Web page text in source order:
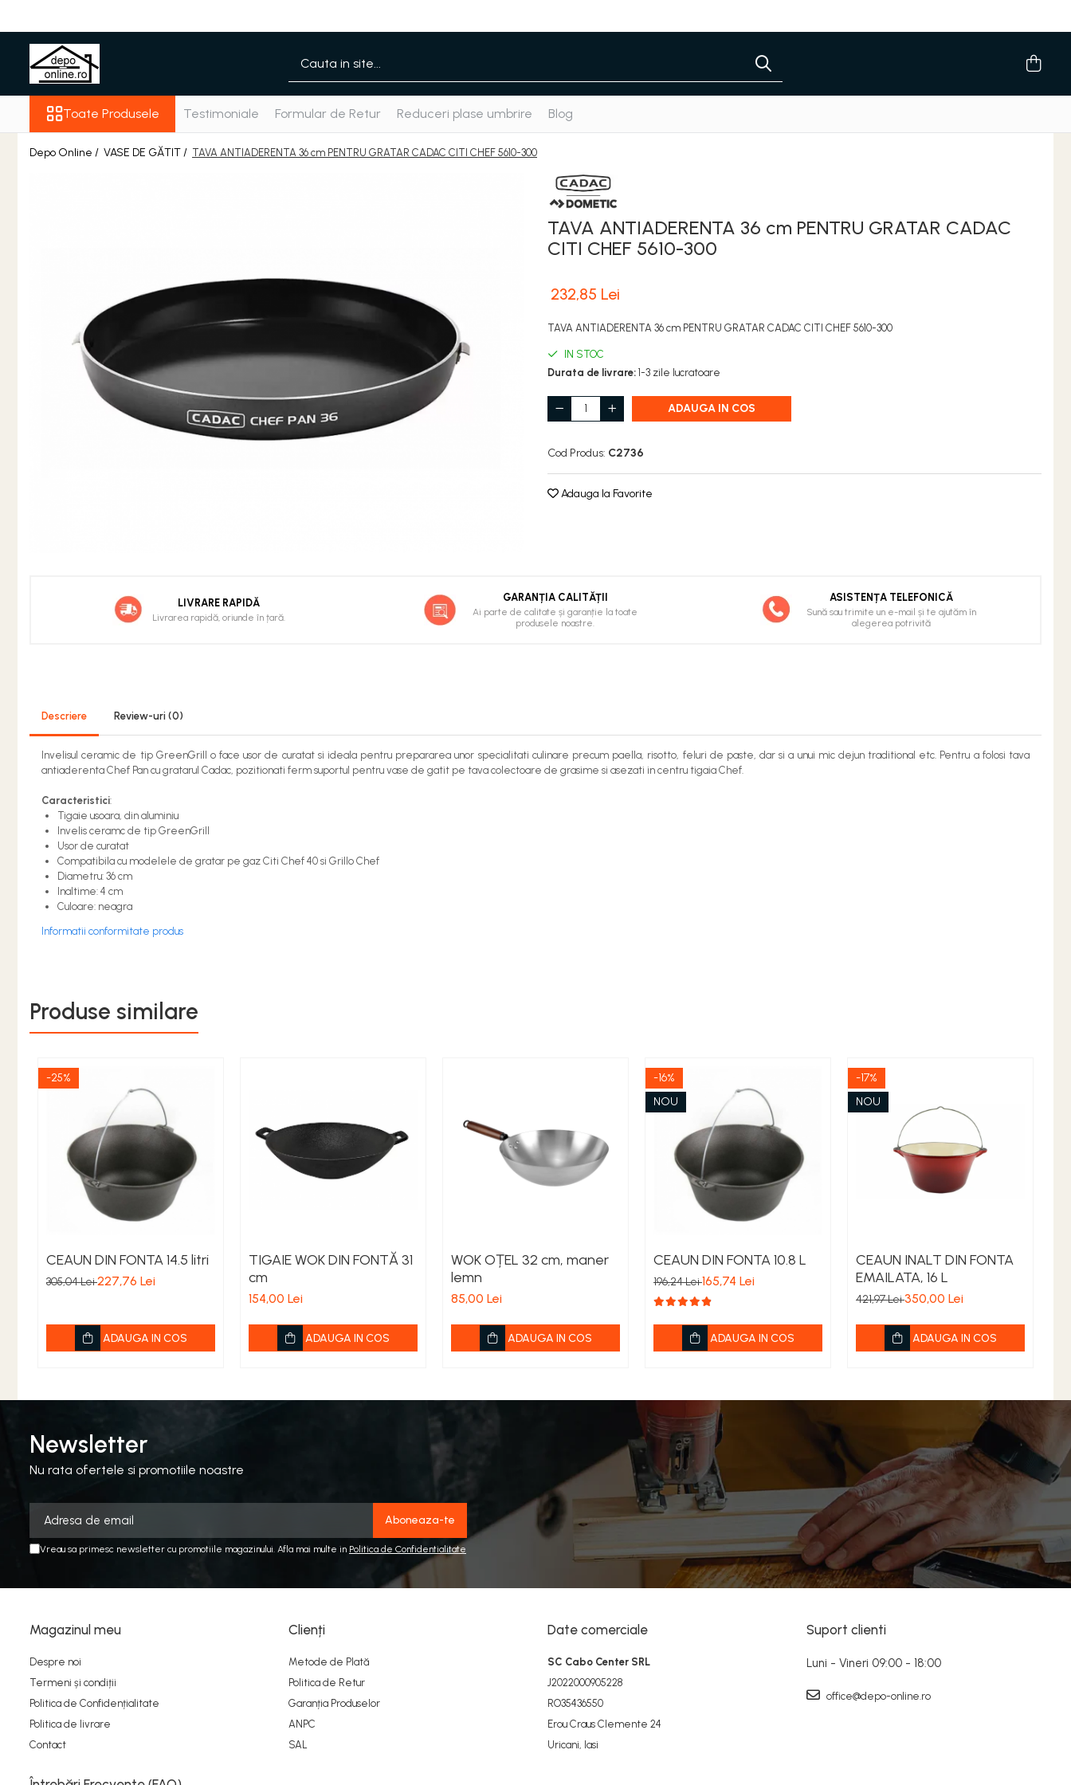
Toate Produsele
PRODUS ÎN ROMÂNIA
Plite din fontă România
Grătare barbeque din fontă
România
Accesorii pentru grătare
Cuptoare de pizza
Grătare din fontă
Grătare din inox
Grătare electrice
Vase pentru gătit din fontă
CUPTOR
CĂRĂMIDĂ
COPERTINE ȘI PRELATE
Prelată impermeabilă din
polietilenă cu inele
COȘURI DE FUM
Coșuri de fum din beton
Coșuri de fum din inox
Baterii și accesorii
PLASE DE UMBRIRE/ ANTIGRINDINĂ
Irigații pentru grădină
Unelte pentru grădinărit
SOBE ȘI ȘEMINEE
STICLĂ TERMOREZISTENTĂ
TIMP LIBER IN NATURA
TRUSE SI ACCESORII PROFESIONALE
UZ GOSPODĂRESC
ȘEMINEE ȘI ÎNCĂLZITOARE DE
Toate Produsele Testimoniale Formular de Retur Reduceri plase umbrire Blog
Depo Online / VASE DE GĂTIT / TAVA ANTIADERENTA 36 cm PENTRU GRATAR CADAC CITI CHEF 5610-300
TAVA ANTIADERENTA 36 cm PENTRU GRATAR CADAC
CITI CHEF 5610-300
232,85 Lei
TAVA ANTIADERENTA 36 cm PENTRU GRATAR CADAC CITI CHEF 5610-300
IN STOC
Durata de livrare: 1-3 zile lucratoare
ADAUGA IN COS
Cod Produs: C2736
Adauga la Favorite
LIVRARE RAPIDĂ
Livrarea rapidă, oriunde în țară.
GARANȚIA CALITĂȚII
Ai parte de calitate și garanție la toate
produsele noastre.
ASISTENȚA TELEFONICĂ
Sună sau trimite un e-mail și te ajutăm în
alegerea potrivită
Descriere Review-uri (0)
Invelisul ceramic de tip GreenGrill o face usor de curatat si ideala pentru prepararea unor specialitati culinare precum paella, risotto, feluri de paste, dar si a unui mic dejun traditional etc. Pentru a folosi tava
antiaderenta Chef Pan cu gratarul Cadac, pozitionati ferm suportul pentru vase de gatit pe tava colectoare de grasime si asezati in centru tigaia Chef.
Caracteristici:
Tigaie usoara, din aluminiu
Invelis ceramc de tip GreenGrill
Usor de curatat
Compatibila cu modelele de gratar pe gaz Citi Chef 40 si Grillo Chef
Diametru: 36 cm
Inaltime: 4 cm
Culoare: neagra
Informatii conformitate produs
Produse similare
-25%
CEAUN DIN FONTA 14.5 litri
305,04 Lei227,76 Lei
ADAUGA IN COS
TIGAIE WOK DIN FONTĂ 31
cm
154,00 Lei
ADAUGA IN COS
WOK OȚEL 32 cm, maner
lemn
85,00 Lei
ADAUGA IN COS
-16%
NOU
CEAUN DIN FONTA 10.8 L
196,24 Lei165,74 Lei
ADAUGA IN COS
-17%
NOU
CEAUN INALT DIN FONTA
EMAILATA, 16 L
421,97 Lei350,00 Lei
ADAUGA IN COS
Newsletter
Nu rata ofertele si promotiile noastre
Vreau sa primesc newsletter cu promotiile magazinului. Afla mai multe in Politica de Confidentialitate
Magazinul meu
Despre noi
Termeni și condiții
Politica de Confidențialitate
Politica de livrare
Contact
Clienți
Metode de Plată
Politica de Retur
Garanția Produselor
ANPC
SAL
Date comerciale
SC Cabo Center SRL
J2022000905228
RO35436550
Erou Craus Clemente 24
Uricani, Iasi
Suport clienti
Luni - Vineri 09:00 - 18:00
office@depo-online.ro